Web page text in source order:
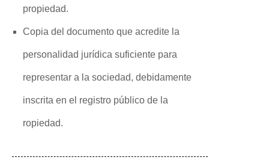
propiedad.
Copia del documento que acredite la
personalidad jurídica suficiente para
representar a la sociedad, debidamente
inscrita en el registro público de la
ropiedad.